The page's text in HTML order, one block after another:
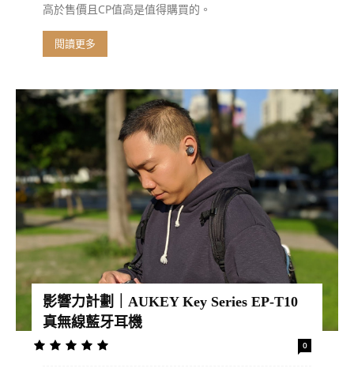
高於售價且CP值高是值得購買的。
閱讀更多
影響力計劃｜AUKEY Key Series EP-T10
真無線藍牙耳機
0